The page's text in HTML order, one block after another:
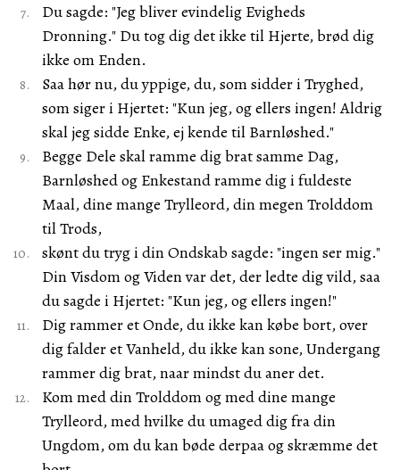
Du sagde: "Jeg bliver evindelig Evigheds
Dronning." Du tog dig det ikke til Hjerte, brød dig
ikke om Enden.
Saa hør nu, du yppige, du, som sidder i Tryghed,
som siger i Hjertet: "Kun jeg, og ellers ingen! Aldrig
skal jeg sidde Enke, ej kende til Barnløshed."
Begge Dele skal ramme dig brat samme Dag,
Barnløshed og Enkestand ramme dig i fuldeste
Maal, dine mange Trylleord, din megen Trolddom
til Trods,
skønt du tryg i din Ondskab sagde: "ingen ser mig."
Din Visdom og Viden var det, der ledte dig vild, saa
du sagde i Hjertet: "Kun jeg, og ellers ingen!"
Dig rammer et Onde, du ikke kan købe bort, over
dig falder et Vanheld, du ikke kan sone, Undergang
rammer dig brat, naar mindst du aner det.
Kom med din Trolddom og med dine mange
Trylleord, med hvilke du umaged dig fra din
Ungdom, om du kan bøde derpaa og skræmme det